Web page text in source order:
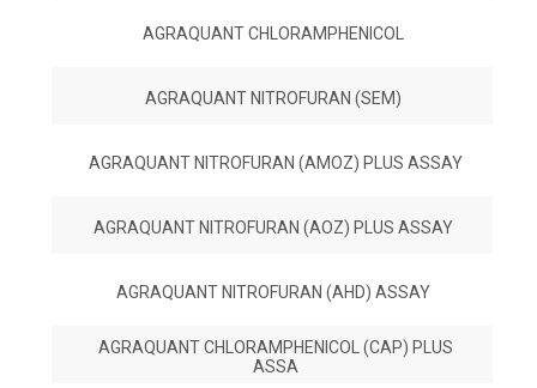
AGRAQUANT CHLORAMPHENICOL
AGRAQUANT NITROFURAN (SEM)
AGRAQUANT NITROFURAN (AMOZ) PLUS ASSAY
AGRAQUANT NITROFURAN (AOZ) PLUS ASSAY
AGRAQUANT NITROFURAN (AHD) ASSAY
AGRAQUANT CHLORAMPHENICOL (CAP) PLUS
ASSA